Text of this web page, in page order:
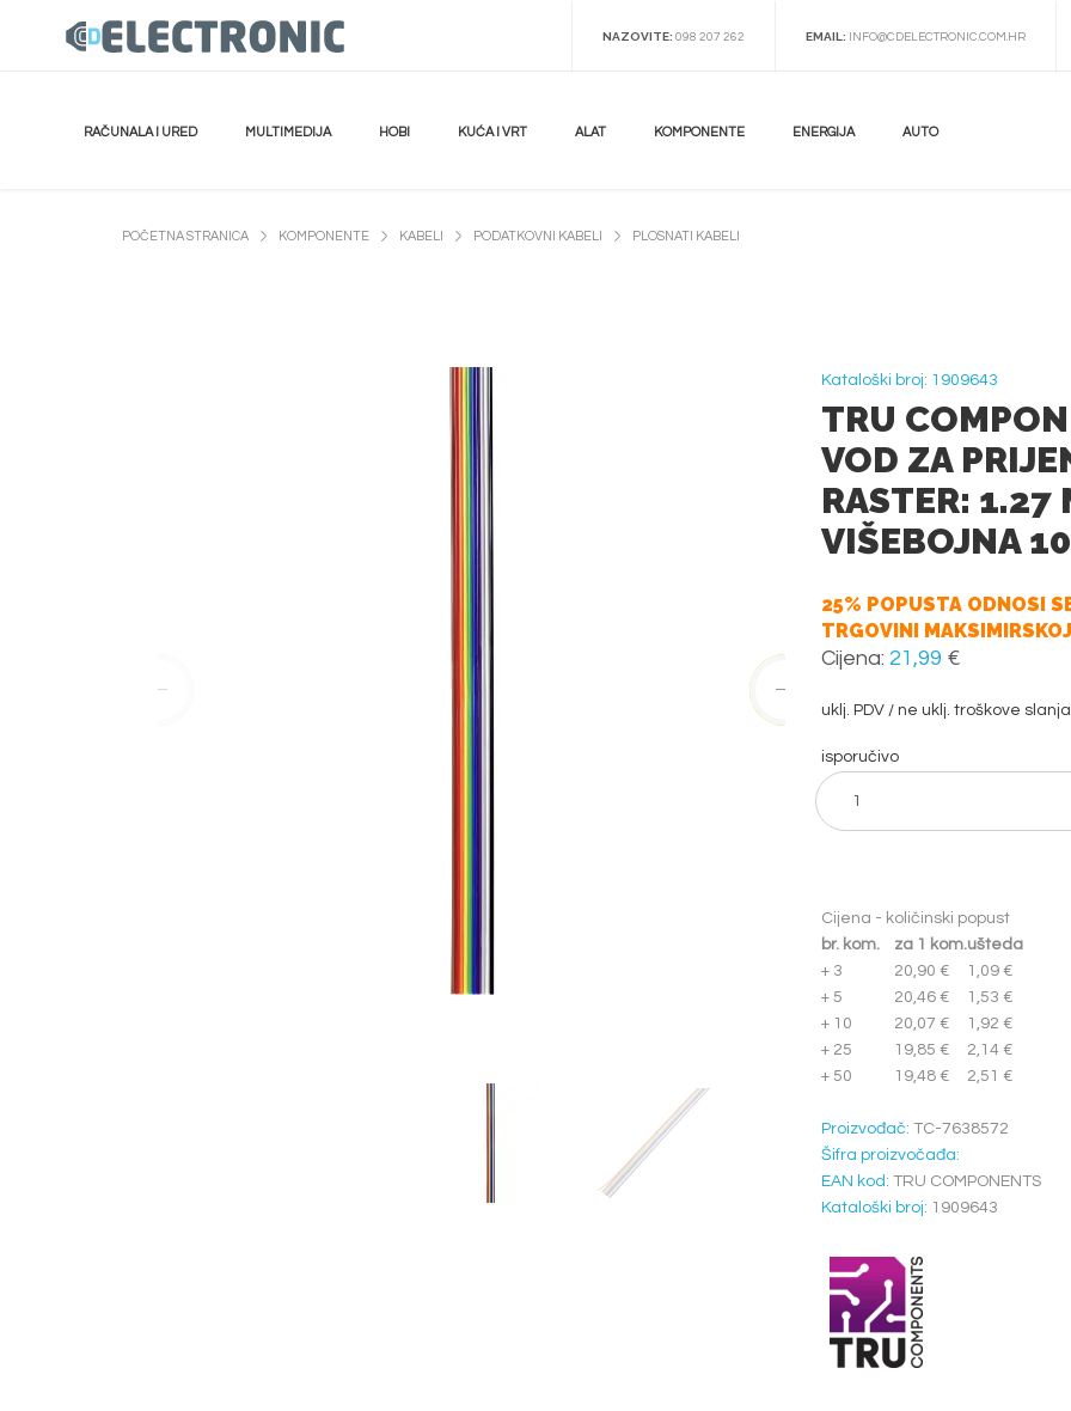
NAZOVITE: 098 207 262 EMAIL: INFO@CDELECTRONIC.COM.HR
RAČUNALA I URED MULTIMEDIJA HOBI KUĆA I VRT ALAT KOMPONENTE ENERGIJA AUTO
POČETNA STRANICA KOMPONENTE KABELI PODATKOVNI KABELI PLOSNATI KABELI
Kataloški broj: 1909643
TRU
VOD ZA
RASTER: 1.27
VIŠEBOJNA
25% POPUSTA ODNOSI
TRGOVINI
Cijena: 21,99 €
uklj. PDV / ne uklj. troškove slanja
isporučivo
Cijena - količinski popust
br. kom.
za 1 kom.ušteda
+ 3
20,90 €
1,09 €
+ 5
20,46 €
1,53 €
+ 10
20,07 €
1,92 €
+ 25
19,85 €
2,14 €
+ 50
19,48 € 2,51 €
Proizvođač: TC-7638572
Šifra proizvočađa:
EAN kod: TRU COMPONENTS
Kataloški broj: 1909643